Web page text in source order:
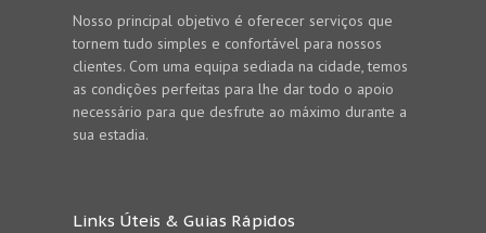
Nosso principal objetivo é oferecer serviços que
tornem tudo simples e confortável para nossos
clientes. Com uma equipa sediada na cidade, temos
as condições perfeitas para lhe dar todo o apoio
necessário para que desfrute ao máximo durante a
sua estadia.
Links Úteis & Guias Rápidos